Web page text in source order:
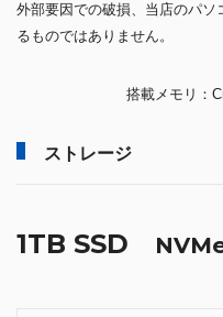
外部要因での破損、当店のパ
るものではありません。
搭載メモリ：
ストレージ
1TB SSD